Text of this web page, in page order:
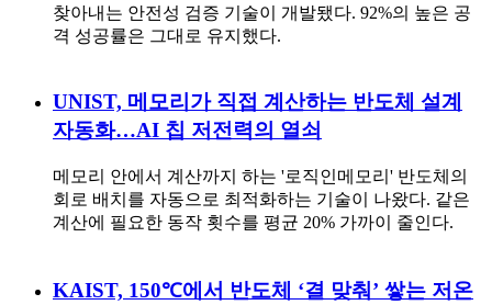
찾아내는 안전성 검증 기술이 개발됐다. 92%의 높은 공
격 성공률은 그대로 유지했다.
UNIST, 메모리가 직접 계산하는 반도체 설계
자동화…AI 칩 저전력의 열쇠
메모리 안에서 계산까지 하는 '로직인메모리' 반도체의
회로 배치를 자동으로 최적화하는 기술이 나왔다. 같은
계산에 필요한 동작 횟수를 평균 20% 가까이 줄인다.
KAIST, 150℃에서 반도체 ‘결 맞춰’ 쌓는 저온